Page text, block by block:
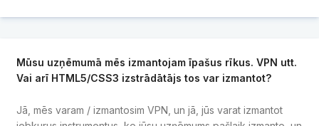
Mūsu uzņēmumā mēs izmantojam īpašus rīkus. VPN utt.
Vai arī HTML5/CSS3 izstrādātājs tos var izmantot?
Jā, mēs varam / izmantosim VPN, un jā, jūs varat izmantot